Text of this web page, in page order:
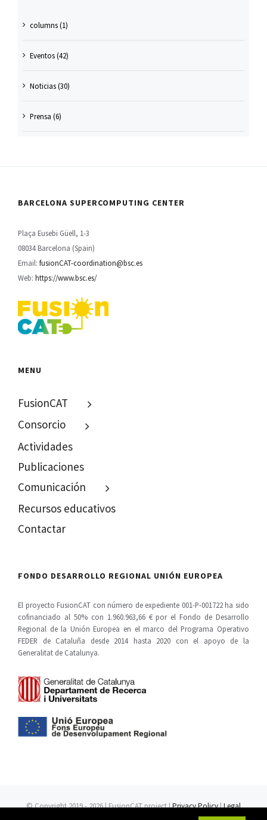
columns (1)
Eventos (42)
Noticias (30)
Prensa (6)
BARCELONA SUPERCOMPUTING CENTER
Plaça Eusebi Güell, 1-3
08034 Barcelona (Spain)
Email:fusionCAT-coordination@bsc.es
Web:https://www.bsc.es/
MENU
FusionCAT
Consorcio
Actividades
Publicaciones
Comunicación
Recursos educativos
Contactar
FONDO DESARROLLO REGIONAL UNIÓN EUROPEA
El proyecto FusionCAT con número de expediente 001-P-001722 ha sido
cofinanciado al 50% con 1.960.963,66 € por el Fondo de Desarrollo
Regional de la Unión Europea en el marco del Programa Operativo
FEDER de Cataluña desde 2014 hasta 2020 con el apoyo de la
Generalitat de Catalunya.
© Copyright 2019 -2026 | FusionCAT project |Privacy Policy|Legal